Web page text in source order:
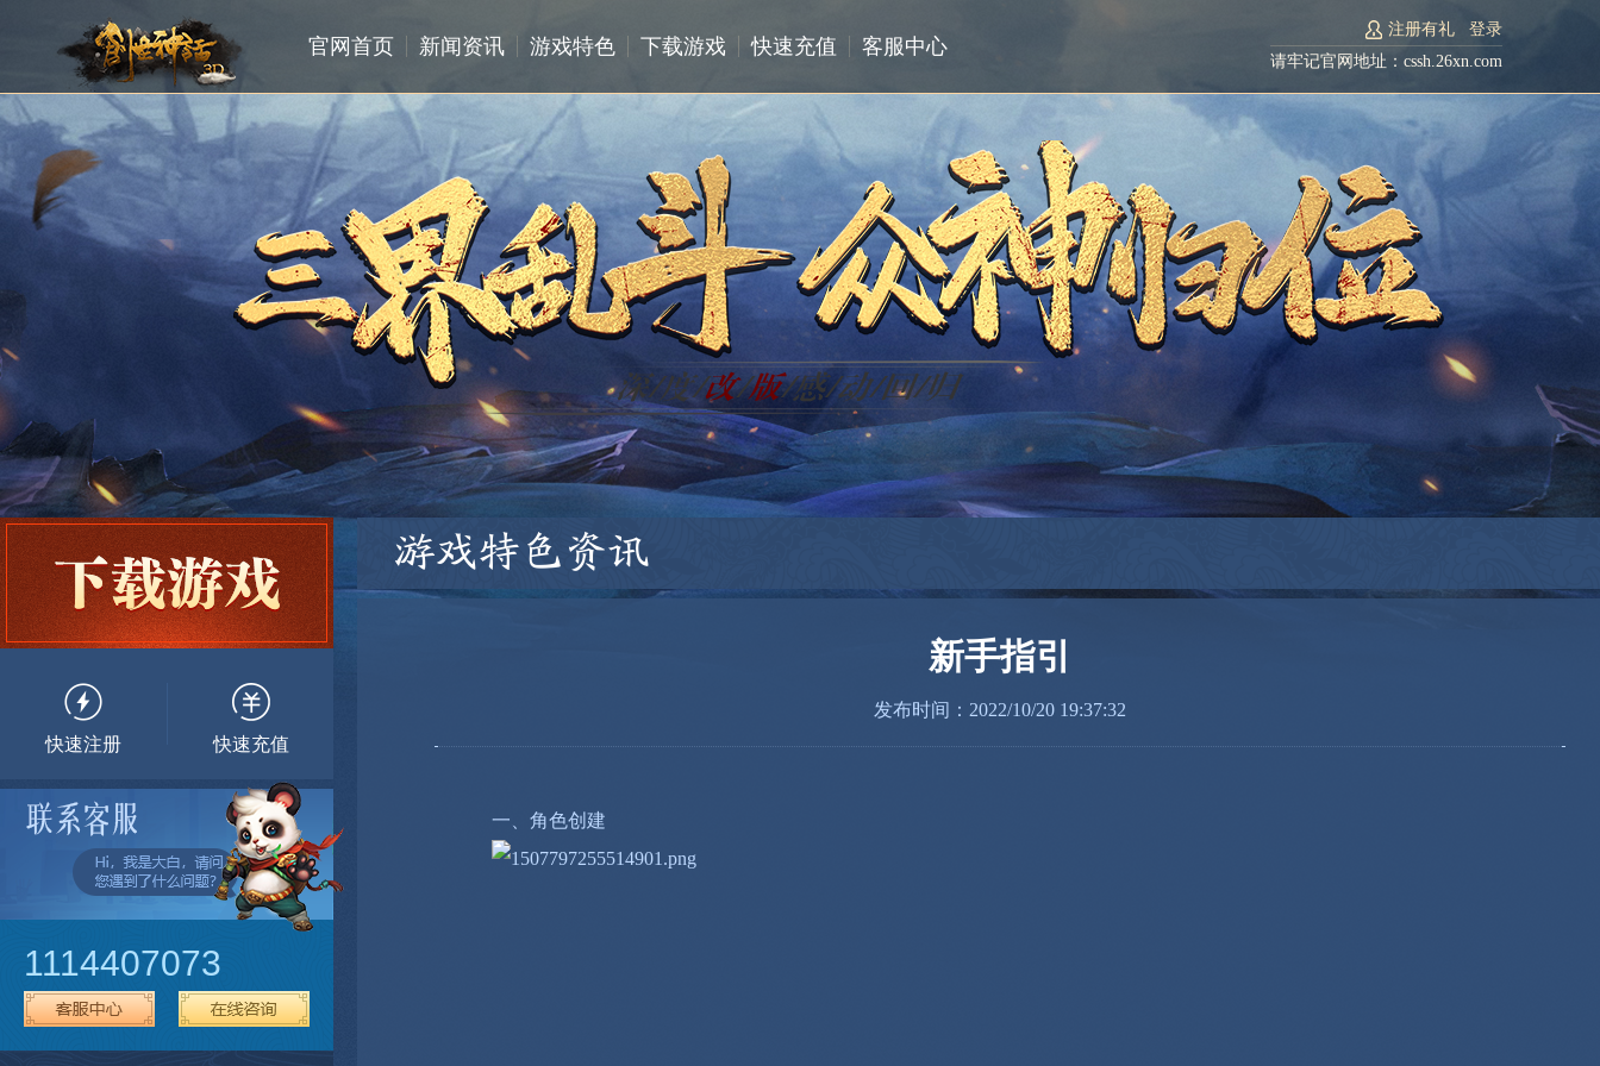
官网首页 新闻资讯 游戏特色 下载游戏 快速充值 客服中心
登录
注册有礼
请牢记官网地址：cssh.26xn.com
快速注册 快速充值
1114407073
游戏特色资讯
新手指引
发布时间：2022/10/20 19:37:32
一、角色创建